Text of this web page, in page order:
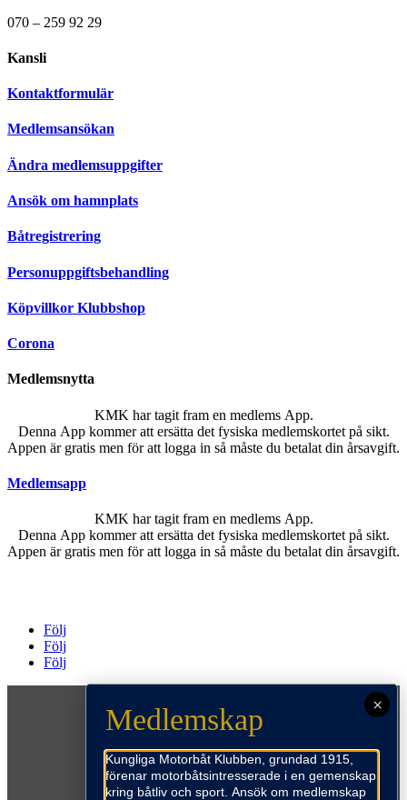
070 – 259 92 29
Kansli
Kontaktformulär
Medlemsansökan
Ändra medlemsuppgifter
Ansök om hamnplats
Båtregistrering
Personuppgiftsbehandling
Köpvillkor Klubbshop
Corona
Medlemsnytta
KMK har tagit fram en medlems App.
Denna App kommer att ersätta det fysiska medlemskortet på sikt.
Appen är gratis men för att logga in så måste du betalat din årsavgift.
Medlemsapp
KMK har tagit fram en medlems App.
Denna App kommer att ersätta det fysiska medlemskortet på sikt.
Appen är gratis men för att logga in så måste du betalat din årsavgift.
Följ
Följ
Följ
Medlemskap
Kungliga Motorbåt Klubben, grundad 1915,
förenar motorbåtsintresserade i en gemenskap
kring båtliv och sport. Ansök om medlemskap
×